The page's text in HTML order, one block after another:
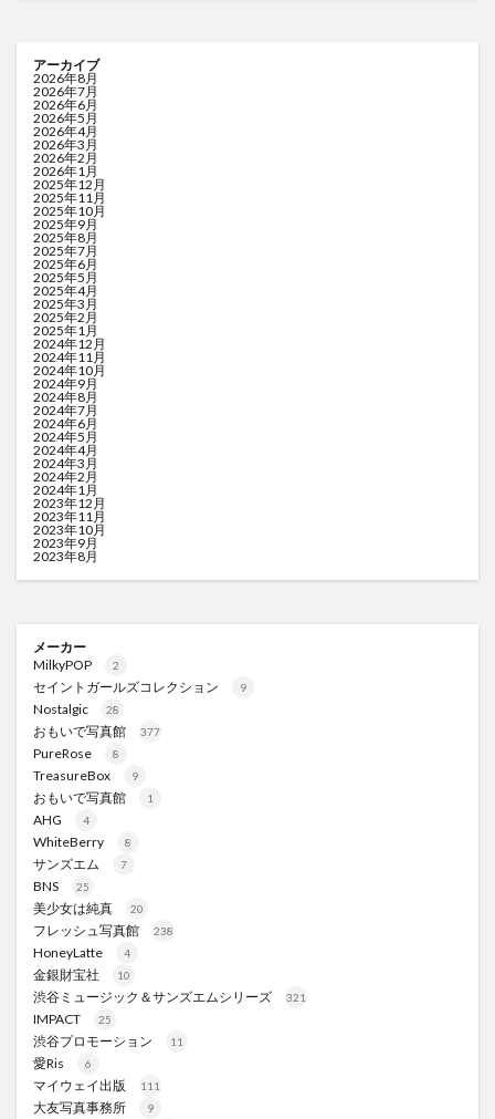
アーカイブ
2026年8月
2026年7月
2026年6月
2026年5月
2026年4月
2026年3月
2026年2月
2026年1月
2025年12月
2025年11月
2025年10月
2025年9月
2025年8月
2025年7月
2025年6月
2025年5月
2025年4月
2025年3月
2025年2月
2025年1月
2024年12月
2024年11月
2024年10月
2024年9月
2024年8月
2024年7月
2024年6月
2024年5月
2024年4月
2024年3月
2024年2月
2024年1月
2023年12月
2023年11月
2023年10月
2023年9月
2023年8月
メーカー
MilkyPOP
2
セイントガールズコレクション 9
Nostalgic 28
おもいで写真館 377
PureRose 8
TreasureBox 9
おもいで写真館 1
AHG 4
WhiteBerry 8
サンズエム 7
BNS 25
美少女は純真 20
フレッシュ写真館 238
HoneyLatte 4
金銀財宝社 10
渋谷ミュージック＆サンズエムシリーズ 321
IMPACT 25
渋谷プロモーション 11
愛Ris 6
マイウェイ出版 111
大友写真事務所 9